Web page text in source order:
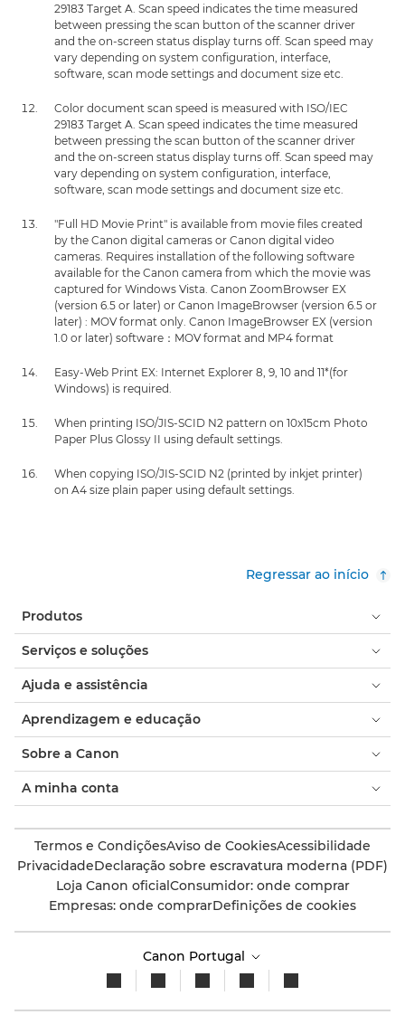
29183 Target A. Scan speed indicates the time measured
between pressing the scan button of the scanner driver
and the on-screen status display turns off. Scan speed may
vary depending on system configuration, interface,
software, scan mode settings and document size etc.
Color document scan speed is measured with ISO/IEC
29183 Target A. Scan speed indicates the time measured
between pressing the scan button of the scanner driver
and the on-screen status display turns off. Scan speed may
vary depending on system configuration, interface,
software, scan mode settings and document size etc.
"Full HD Movie Print" is available from movie files created
by the Canon digital cameras or Canon digital video
cameras. Requires installation of the following software
available for the Canon camera from which the movie was
captured for Windows Vista. Canon ZoomBrowser EX
(version 6.5 or later) or Canon ImageBrowser (version 6.5 or
later) : MOV format only. Canon ImageBrowser EX (version
1.0 or later) software：MOV format and MP4 format
Easy-Web Print EX: Internet Explorer 8, 9, 10 and 11*(for
Windows) is required.
When printing ISO/JIS-SCID N2 pattern on 10x15cm Photo
Paper Plus Glossy II using default settings.
When copying ISO/JIS-SCID N2 (printed by inkjet printer)
on A4 size plain paper using default settings.
Regressar ao início
Produtos
Serviços e soluções
Ajuda e assistência
Aprendizagem e educação
Sobre a Canon
A minha conta
Termos e CondiçõesAviso de CookiesAcessibilidade
PrivacidadeDeclaração sobre escravatura moderna (PDF)
Loja Canon oficialConsumidor: onde comprar
Empresas: onde comprarDefinições de cookies
Canon Portugal